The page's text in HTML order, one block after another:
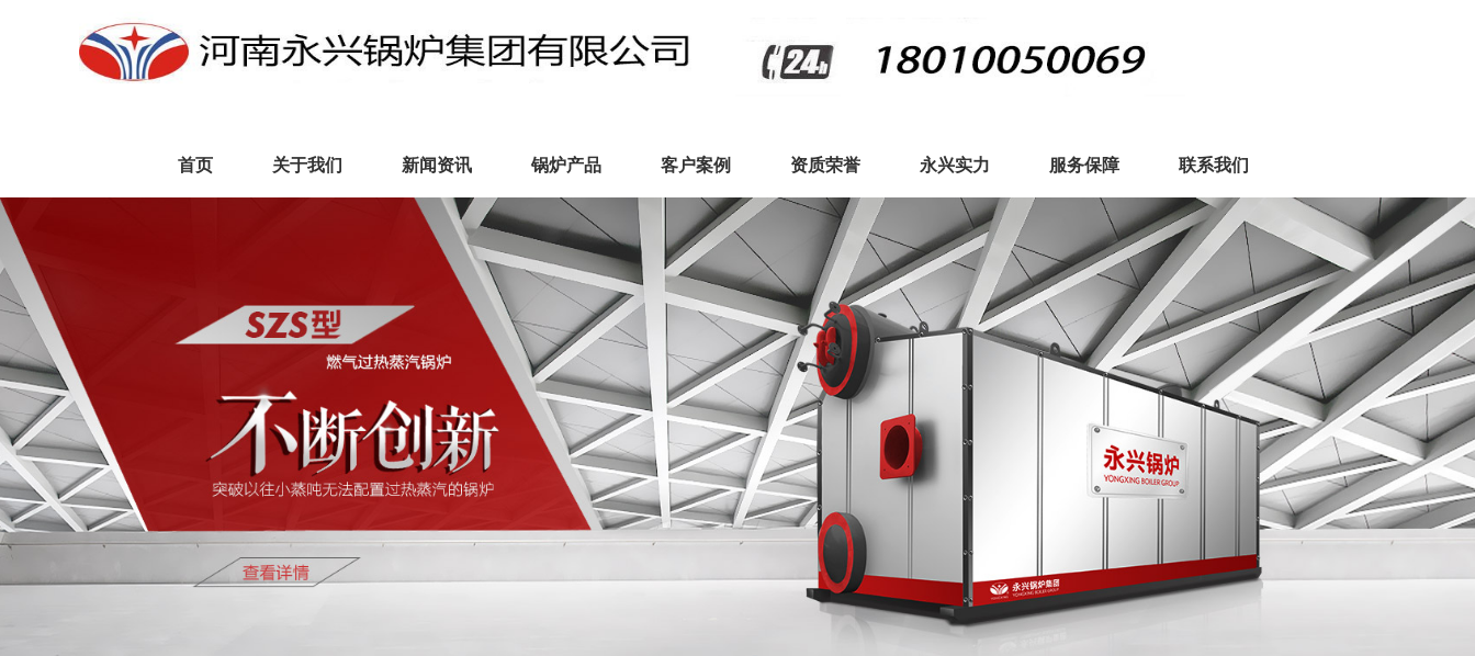
首页 关于我们 新闻资讯 锅炉产品 客户案例 资质荣誉 永兴实力 服务保障 联系我们